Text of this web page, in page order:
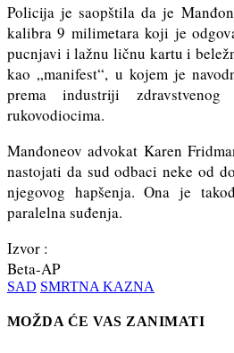
Policija je saopštila da je
kalibra 9 milimetara koji je
pucnjavi i lažnu ličnu kartu i
kao „manifest“, u kojem je
prema industriji
rukovodiocima.
Manđoneov advokat Karen
nastojati da sud odbaci neke od
njegovog hapšenja. Ona je
paralelna suđenja.
Izvor :
Beta-AP
SAD SMRTNA KAZNA
MOŽDA ĆE VAS ZANIMATI